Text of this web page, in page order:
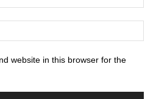
website in this browser for the